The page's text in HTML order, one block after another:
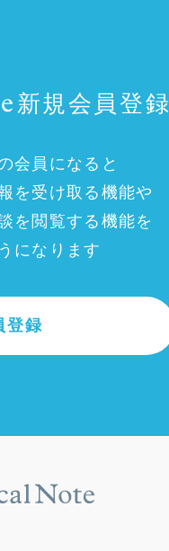
新規会員登録
会員になると
を受け取る機能や
を閲覧する機能を
になります
登録